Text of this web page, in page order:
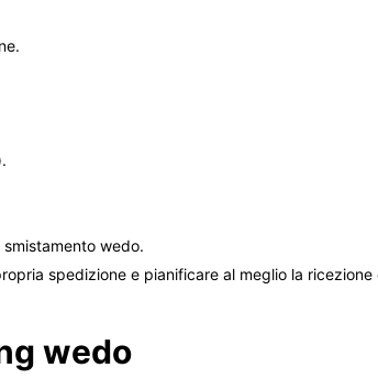
wedo.
spedizione e pianificare al meglio la ricezione
wedo